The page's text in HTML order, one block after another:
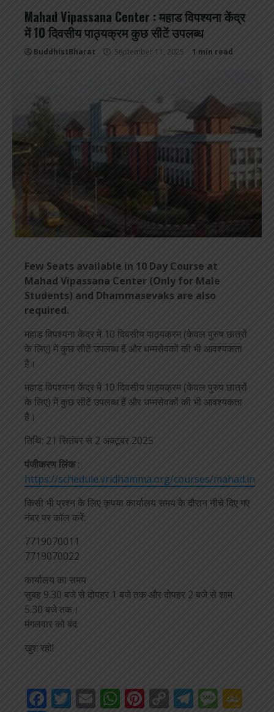
Mahad Vipassana Center : महाड विपश्यना केंद्र
में 10 दिवसीय पाठ्यक्रम कुछ सीटें उपलब्ध
BuddhistBharat September 11, 2025 1 min read
Few Seats available in 10 Day Course at
Mahad Vipassana Center (Only for Male
Students) and Dhammasevaks are also
required.
महाड विपश्यना केंद्र में 10 दिवसीय पाठ्यक्रम (केवल पुरुष छात्रों
के लिए) में कुछ सीटें उपलब्ध हैं और धम्मसेवकों की भी आवश्यकता
है।
महाड विपश्यना केंद्र में 10 दिवसीय पाठ्यक्रम (केवल पुरुष छात्रों
के लिए) में कुछ सीटें उपलब्ध हैं और धम्मसेवकों की भी आवश्यकता
है।
तिथि: 21 सितंबर से 2 अक्टूबर 2025
पंजीकरण लिंक:
https://schedule.vridhamma.org/courses/mahad.in
किसी भी प्रश्न के लिए कृपया कार्यालय समय के दौरान नीचे दिए गए
नंबर पर कॉल करें:
7719070011
7719070022
कार्यालय का समय
सुबह 9.30 बजे से दोपहर 1 बजे तक और दोपहर 2 बजे से शाम
5.30 बजे तक।
मंगलवार को बंद.
खुश रहो!
Facebook
Twitter
EmailWhatsApp
Pinterest
Copy